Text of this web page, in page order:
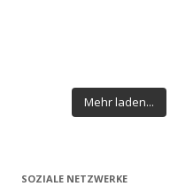
Mehr laden...
SOZIALE NETZWERKE